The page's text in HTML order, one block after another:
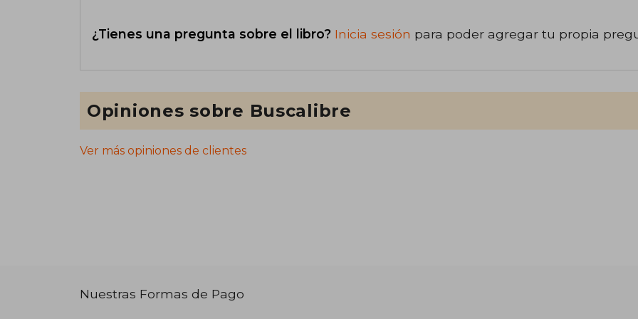
¿Tienes una pregunta sobre el libro? Inicia sesión para poder agregar tu propia
Opiniones sobre Buscalibre
Ver más opiniones de clientes
Nuestras Formas de Pago